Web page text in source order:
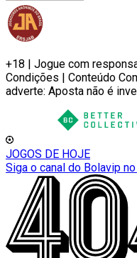
+18 | Jogue com
Condições | Conteúdo
adverte: Aposta não é
JOGOS DE HOJE
Siga o canal do Bolavip